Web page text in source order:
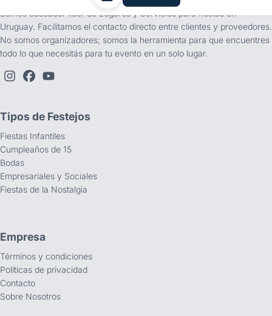
Enviar consulta
Somos buscador líder de Lugares y Servicios para fiestas en
Uruguay. Facilitamos el contacto directo entre clientes y proveedores.
No somos organizadores; somos la herramienta para que encuentres
todo lo que necesitás para tu evento en un solo lugar.
Tipos de Festejos
Fiestas Infantiles
Cumpleaños de 15
Bodas
Empresariales y Sociales
Fiestas de la Nostalgia
Empresa
Términos y condiciones
Políticas de privacidad
Contacto
Sobre Nosotros